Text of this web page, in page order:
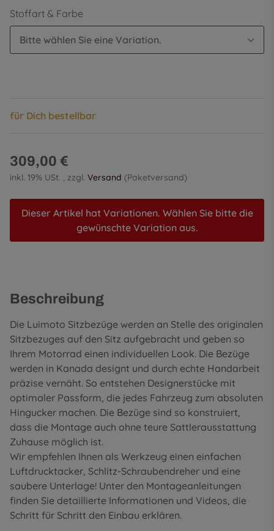
Stoffart & Farbe
Bitte wählen Sie eine Variation.
für Dich bestellbar
309,00 €
inkl. 19% USt. , zzgl. Versand (Paketversand)
Dieser Artikel hat Variationen. Wählen Sie bitte die
gewünschte Variation aus.
Beschreibung
Die Luimoto Sitzbezüge werden an Stelle des originalen
Sitzbezuges auf den Sitz aufgebracht und geben so
Ihrem Motorrad einen individuellen Look. Die Bezüge
werden in Kanada designt und durch echte Handarbeit
präzise vernäht. So entstehen Designerstücke mit
optimaler Passform, die jedes Fahrzeug zum absoluten
Hingucker machen. Die Bezüge sind so konstruiert,
dass die Montage auch ohne teure Sattlerausstattung
Zuhause möglich ist.
Wir empfehlen Ihnen als Werkzeug einen einfachen
Luftdrucktacker, Schlitz-Schraubendreher und eine
saubere Unterlage! Unter den Montageanleitungen
finden Sie detaillierte Informationen und Videos, die
Schritt für Schritt den Einbau erklären.